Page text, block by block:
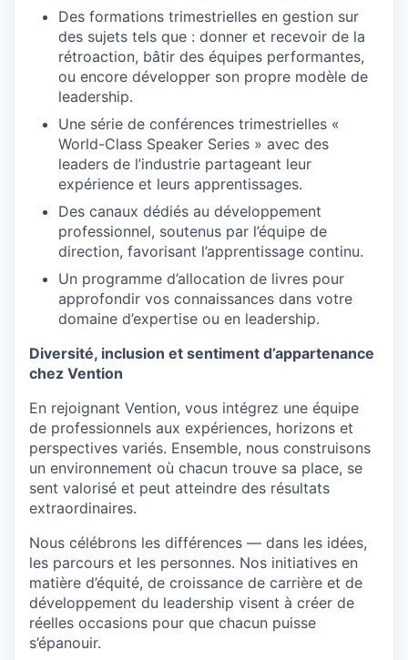
Des formations trimestrielles en gestion sur
des sujets tels que : donner et recevoir de la
rétroaction, bâtir des équipes performantes,
ou encore développer son propre modèle de
leadership.
Une série de conférences trimestrielles «
World-Class Speaker Series » avec des
leaders de l’industrie partageant leur
expérience et leurs apprentissages.
Des canaux dédiés au développement
professionnel, soutenus par l’équipe de
direction, favorisant l’apprentissage continu.
Un programme d’allocation de livres pour
approfondir vos connaissances dans votre
domaine d’expertise ou en leadership.
Diversité, inclusion et sentiment d’appartenance
chez Vention
En rejoignant Vention, vous intégrez une équipe
de professionnels aux expériences, horizons et
perspectives variés. Ensemble, nous construisons
un environnement où chacun trouve sa place, se
sent valorisé et peut atteindre des résultats
extraordinaires.
Nous célébrons les différences — dans les idées,
les parcours et les personnes. Nos initiatives en
matière d’équité, de croissance de carrière et de
développement du leadership visent à créer de
réelles occasions pour que chacun puisse
s’épanouir.